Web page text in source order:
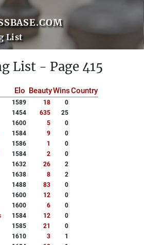
List
List - Page 415
Elo BeautyWinsCountry
1589 18
0
1454 635
25
1600 5
0
1584 9
0
1586 1
0
1584 2
0
1632 26
2
1638 8
2
1488 83
0
1600 12
0
1600 6
0
1584 12
0
1585 21
0
1610 3
1